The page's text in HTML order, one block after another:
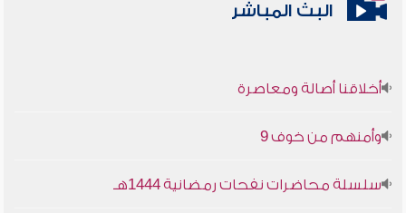
البث المباشر
أخلاقنا أصالة ومعاصرة
وأمنهم من خوف 9
سلسلة محاضرات نفحات رمضانية 1444هـ